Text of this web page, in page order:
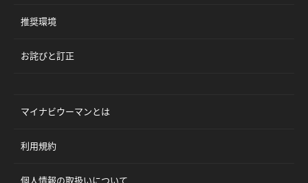
推奨環境
お詫びと訂正
マイナビウーマンとは
利用規約
個人情報の取扱いについて